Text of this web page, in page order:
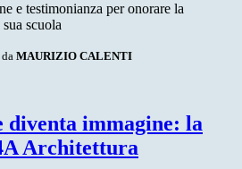
e testimonianza per onorare la
scuola
MAURIZIO CALENTI
diventa immagine: la
Architettura